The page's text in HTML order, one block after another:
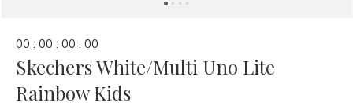
00 : 00 : 00 : 00
Skechers White/Multi Uno Lite
Rainbow Kids